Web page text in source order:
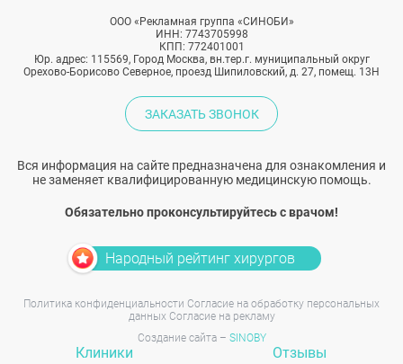
ООО «Рекламная группа «СИНОБИ»
ИНН: 7743705998
КПП: 772401001
Юр. адрес: 115569, Город Москва, вн.тер.г. муниципальный округ
Орехово-Борисово Северное, проезд Шипиловский, д. 27, помещ. 13Н
ЗАКАЗАТЬ ЗВОНОК
Вся информация на сайте предназначена для ознакомления и
не заменяет квалифицированную медицинскую помощь.
Обязательно проконсультируйтесь с врачом!
Народный рейтинг хирургов
Политика конфиденциальности Согласие на обработку персональных
данных Согласие на рекламу
Создание сайта – SINOBY
Клиники Отзывы